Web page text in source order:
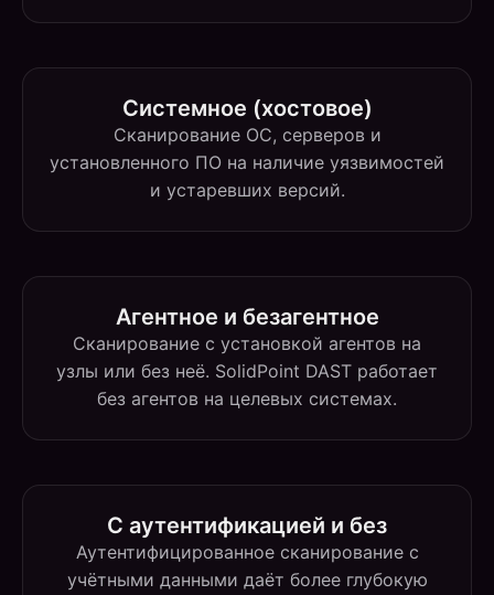
Системное (хостовое)
Сканирование ОС, серверов и
установленного ПО на наличие уязвимостей
и устаревших версий.
Агентное и безагентное
Сканирование с установкой агентов на
узлы или без неё. SolidPoint DAST работает
без агентов на целевых системах.
С аутентификацией и без
Аутентифицированное сканирование с
учётными данными даёт более глубокую